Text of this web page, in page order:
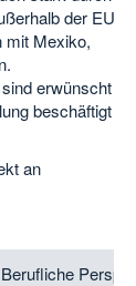
der EU
mit Mexiko,
erwünscht
beschäftigt
an
Berufliche